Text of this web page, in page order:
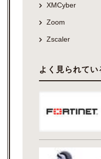
XMCyber
Zoom
Zscaler
よく見られてい